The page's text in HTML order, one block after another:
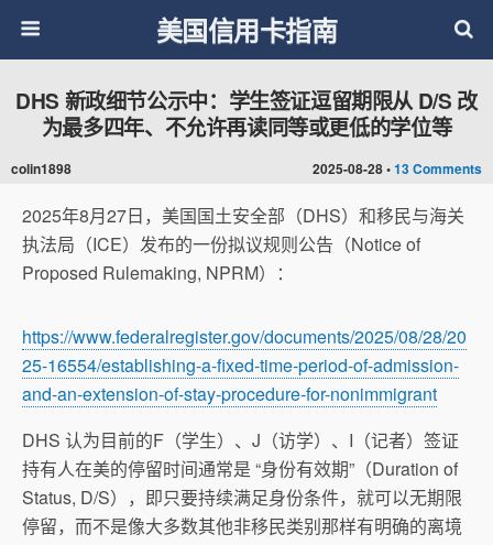
美国信用卡指南
2025-08-28 •13 Comments
DHS 新政细节公示中：学生签证逗留期限从 D/S 改
为最多四年、不允许再读同等或更低的学位等
colin1898
2025年8月27日，美国国土安全部（DHS）和移民与海关
执法局（ICE）发布的一份拟议规则公告（Notice of
Proposed Rulemaking, NPRM）：
https://www.federalregister.gov/documents/2025/08/28/20
25-16554/establishing-a-fixed-time-period-of-admission-
and-an-extension-of-stay-procedure-for-nonimmigrant
DHS 认为目前的F（学生）、J（访学）、I（记者）签证
持有人在美的停留时间通常是 “身份有效期”（Duration of
Status, D/S），即只要持续满足身份条件，就可以无期限
停留，而不是像大多数其他非移民类别那样有明确的离境